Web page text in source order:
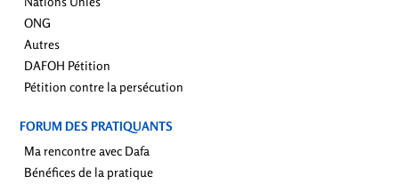
ONG
Autres
DAFOH Pétition
Pétition contre la persécution
FORUM DES PRATIQUANTS
Ma rencontre avec Dafa
Bénéfices de la pratique